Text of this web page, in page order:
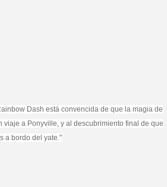
Dash está convencida de que la magia de
viaje a Ponyville, y al descubrimiento final de que
a bordo del yate."